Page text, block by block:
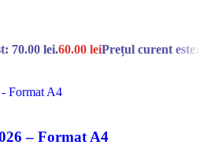
70.00 lei.60.00 leiPrețul curent este:
– Format A4